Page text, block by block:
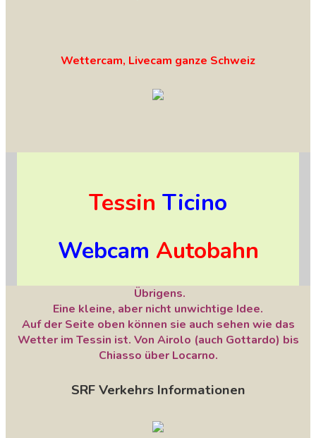
Wettercam, Livecam ganze Schweiz
Tessin Ticino
Webcam Autobahn
Übrigens.
Eine kleine, aber nicht unwichtige Idee.
Auf der Seite oben können sie auch sehen wie das
Wetter im Tessin ist. Von Airolo (auch Gottardo) bis
Chiasso über Locarno.
SRF Verkehrs Informationen